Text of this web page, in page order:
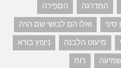
המדרגה
הספירה
ואלו הם לבושי שם הויה
מיעוט הלבנה
ניצוץ בורא
רוח